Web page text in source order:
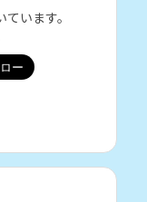
います。